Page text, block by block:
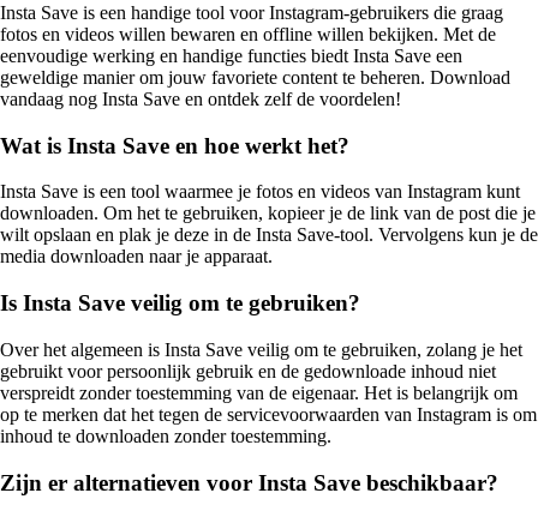
Insta Save is een handige tool voor Instagram-gebruikers die graag
fotos en videos willen bewaren en offline willen bekijken. Met de
eenvoudige werking en handige functies biedt Insta Save een
geweldige manier om jouw favoriete content te beheren. Download
vandaag nog Insta Save en ontdek zelf de voordelen!
Wat is Insta Save en hoe werkt het?
Insta Save is een tool waarmee je fotos en videos van Instagram kunt
downloaden. Om het te gebruiken, kopieer je de link van de post die je
wilt opslaan en plak je deze in de Insta Save-tool. Vervolgens kun je de
media downloaden naar je apparaat.
Is Insta Save veilig om te gebruiken?
Over het algemeen is Insta Save veilig om te gebruiken, zolang je het
gebruikt voor persoonlijk gebruik en de gedownloade inhoud niet
verspreidt zonder toestemming van de eigenaar. Het is belangrijk om
op te merken dat het tegen de servicevoorwaarden van Instagram is om
inhoud te downloaden zonder toestemming.
Zijn er alternatieven voor Insta Save beschikbaar?